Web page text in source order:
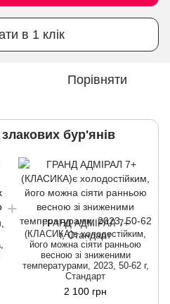
в 1 клік
Порівняти
злакових бур'янів
ГРАНД АДМІРАЛ 7+
(КЛАСИКА)є холодостійким,
його можна сіяти ранньою
весною зі зниженими
температурами, 2023, 50-62 г,
Стандарт
2 100 грн